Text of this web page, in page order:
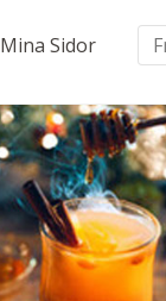
Mina Sidor